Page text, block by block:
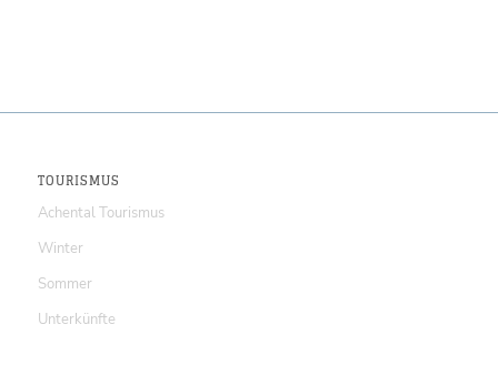
TOURISMUS
Achental Tourismus
Winter
Sommer
Unterkünfte